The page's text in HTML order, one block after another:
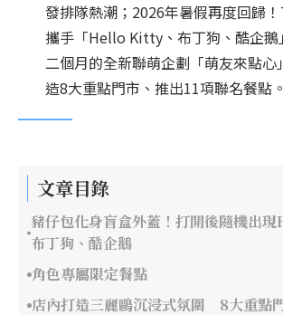
發排隊熱潮；2026年暑假再度回歸
攜手「Hello Kitty、布丁狗、酷企鵝
二個月的全新聯萌企劃「萌友來點心
造8大重點門市、推出11項聯名餐點。
文章目錄
豬仔包化身盲盒外蓋！打開後隨機出
布丁狗、酷企鵝
角色專屬限定餐點
店內打造三麗鷗沉浸式氛圍 8大重點